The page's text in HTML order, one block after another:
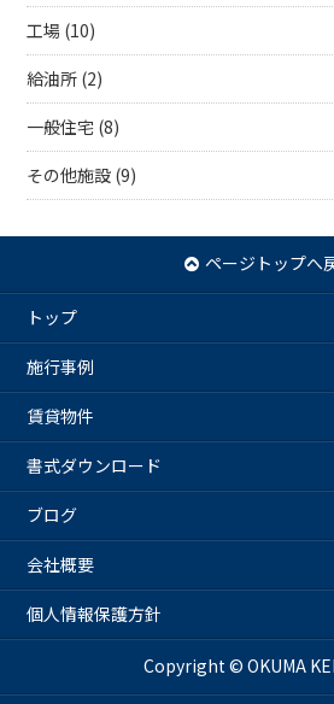
工場 (10)
給油所 (2)
一般住宅 (8)
その他施設 (9)
ページトップへ
トップ
施行事例
賃貸物件
書式ダウンロード
ブログ
会社概要
個人情報保護方針
Copyright © OKUMA